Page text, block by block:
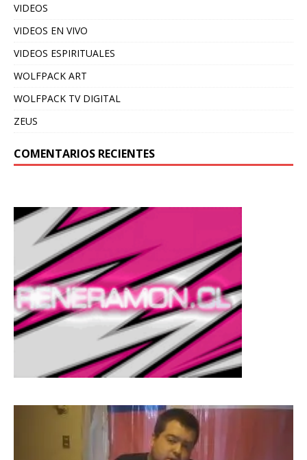
VIDEOS
VIDEOS EN VIVO
VIDEOS ESPIRITUALES
WOLFPACK ART
WOLFPACK TV DIGITAL
ZEUS
COMENTARIOS RECIENTES